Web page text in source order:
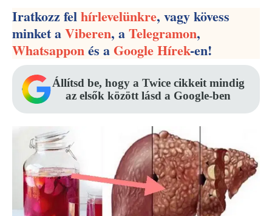
Iratkozz felhírlevelünkre, vagy kövess
minket aViberen, aTelegramon,
Whatsapponés aGoogle Hírek-en!
Állítsd be, hogy a Twice cikkeit mindig
az elsők között lásd a Google-ben